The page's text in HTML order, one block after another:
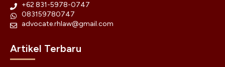
+62 831-5978-0747
083159780747
advocate.rhlaw@gmail.com
Artikel Terbaru